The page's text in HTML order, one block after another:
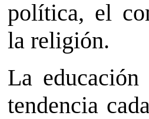
política, el
la religión.
La educación
tendencia